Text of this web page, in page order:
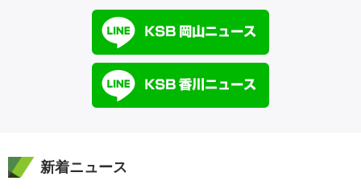
新着ニュース